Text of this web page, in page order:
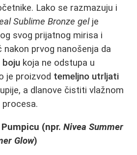
Lako se razmazuju i
Sublime Bronze gelje
svog prijatnog mirisa i
prvog nanošenja da
boju koja ne odstupa u
je proizvod temeljno utrljati
a dlanove čistiti vlažnom
(npr. Nivea Summer
Glow)